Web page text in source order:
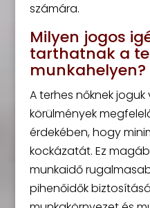
számára.
Milyen jogos
tarthatnak a
munkahelyen?
A terhes nőknek
körülmények
érdekében, hogy
kockázatát. Ez
munkaidő
pihenőidők